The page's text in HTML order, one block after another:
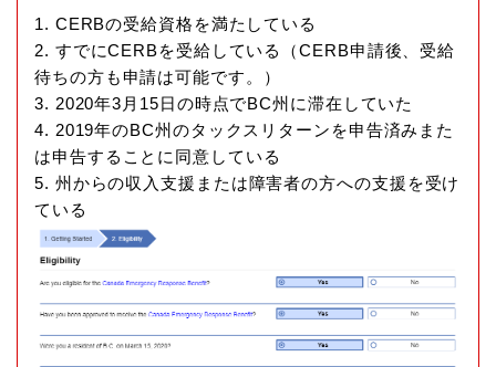
1. CERBの受給資格を満たしている
2. すでにCERBを受給している（CERB申請後、受給
待ちの方も申請は可能です。）
3. 2020年3月15日の時点でBC州に滞在していた
4. 2019年のBC州のタックスリターンを申告済みまた
は申告することに同意している
5. 州からの収入支援または障害者の方への支援を受け
ている